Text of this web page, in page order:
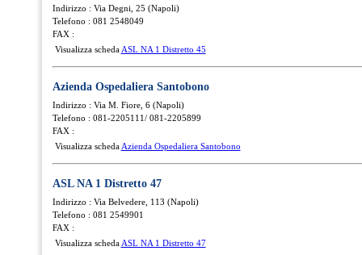
Indirizzo : Via Degni, 25 (Napoli)
Telefono : 081 2548049
FAX :
Visualizza scheda ASL NA 1 Distretto 45
Azienda Ospedaliera Santobono
Indirizzo : Via M. Fiore, 6 (Napoli)
Telefono : 081-2205111/ 081-2205899
FAX :
Visualizza scheda Azienda Ospedaliera Santobono
ASL NA 1 Distretto 47
Indirizzo : Via Belvedere, 113 (Napoli)
Telefono : 081 2549901
FAX :
Visualizza scheda ASL NA 1 Distretto 47